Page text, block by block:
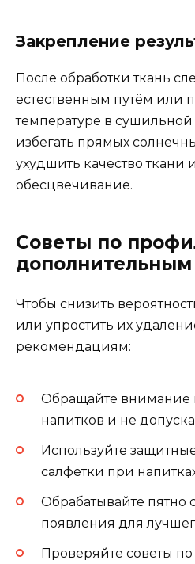
Закрепление
После обработки ткань
естественным путём или
температуре в
избегать прямых
ухудшить качество ткани
обесцвечивание.
Советы по
Чтобы снизить
или упростить их
рекомендациям:
Обращайте внимание
напитков и не
Используйте
салфетки при
Обрабатывайте пятно
появления для
Проверяйте советы